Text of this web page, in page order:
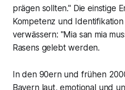
prägen sollten." Die einstige
Kompetenz und
verwässern: "Mia san mia
Rasens gelebt werden.
In den 90ern und frühen
Bayern laut, emotional und